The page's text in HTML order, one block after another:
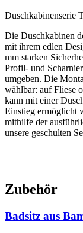
Duschkabinenserie
Die Duschkabinen
mit ihrem edlen
mm starken
Profil- und
umgeben. Die
wählbar: auf Fliese
kann mit einer
Einstieg ermöglicht
mithilfe der
unsere geschulten
Zubehör
Badsitz aus